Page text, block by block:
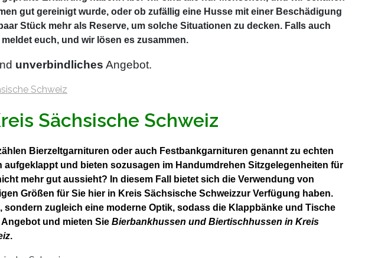
gut gereinigt wurde, oder ob zufällig eine Husse mit einer Beschädigung
Stück mehr als Reserve, um solche Situationen zu decken. Falls auch
euch, und wir lösen es zusammen.
unverbindliches Angebot.
Sächsische Schweiz
Bierzeltgarnituren oder auch Festbankgarnituren genannt zu echten
und bieten sozusagen im Handumdrehen Sitzgelegenheiten für
mehr gut aussieht? In diesem Fall bietet sich die Verwendung von
Größen für Sie hier in Kreis Sächsische Schweizzur Verfügung haben.
zugleich eine moderne Optik, sodass die Klappbänke und Tische
und mieten Sie Bierbankhussen und Biertischhussen in Kreis
.